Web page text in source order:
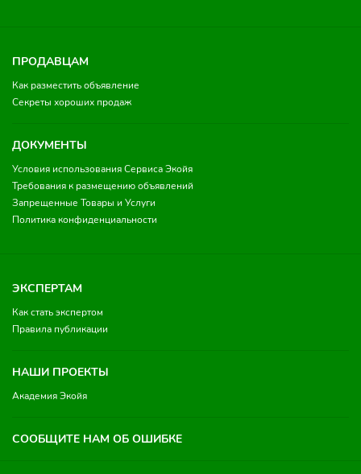
ПРОДАВЦАМ
Как разместить объявление
Секреты хороших продаж
ДОКУМЕНТЫ
Условия использования Сервиса Экойя
Требования к размещению объявлений
Запрещенные Товары и Услуги
Политика конфиденциальности
ЭКСПЕРТАМ
Как стать экспертом
Правила публикации
НАШИ ПРОЕКТЫ
Академия Экойя
СООБЩИТЕ НАМ ОБ ОШИБКЕ